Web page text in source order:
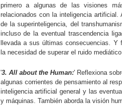
primero a algunas de las visiones
relacionados con la inteligencia
de la superinteligencia, del
incluso de la eventual trascendencia
llevada a sus últimas consecuencias.
la necesidad de superar el ruido
'3. All about the Human:' Reflexiona
algunas corrientes de pensamiento al
inteligencia artificial general y las
y máquinas. También aborda la visión